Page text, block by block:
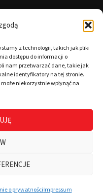
z technologii, takich jak pliki
dostępu do informacji o
nam przetwarzać dane, takie jak
identyfikatory na tej stronie.
niekorzystnie wpłynąć na
o prywatnościImpressum
Mój koszyk